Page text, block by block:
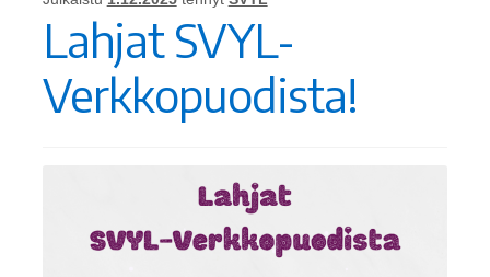
Lahjat SVYL-
Verkkopuodista!